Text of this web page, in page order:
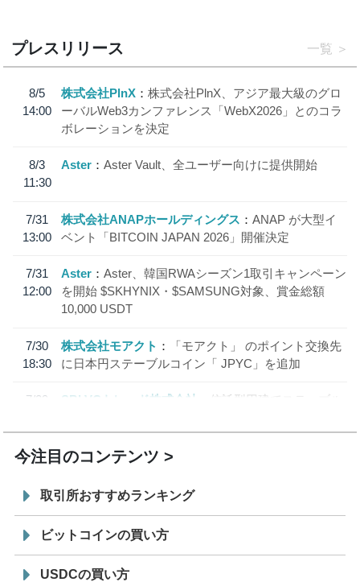
プレスリリース 一覧
8/5
14:00
株式会社PlnX
株式会社PlnX、アジア最大級のグロ
ーバルWeb3カンファレンス「WebX2026」とのコラ
ボレーションを決定
8/3
11:30
Aster Aster Vault、全ユーザー向けに提供開始
7/31
13:00
株式会社ANAPホールディングス
ANAP が大型イ
ベント「BITCOIN JAPAN 2026」開催決定
7/31
12:00
Aster
Aster、韓国RWAシーズン1取引キャンペーン
を開始 $SKHYNIX・$SAMSUNG対象、賞金総額
10,000 USDT
7/30
18:30
株式会社モアクト
「モアクト」 のポイント交換先
に日本円ステーブルコイン「 JPYC」を追加
7/29
SBI VCトレード株式会社
信託型円建てステーブル
今注目のコンテンツ
取引所おすすめランキング
ビットコインの買い方
USDCの買い方